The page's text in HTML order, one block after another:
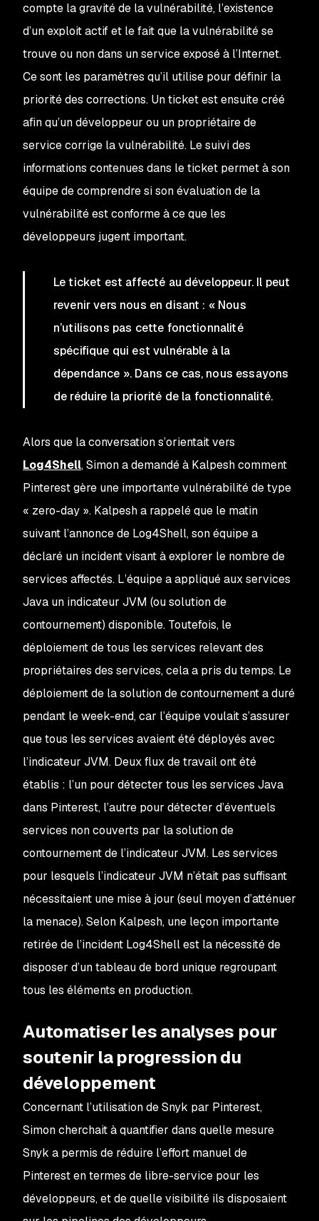
compte la gravité de la vulnérabilité, l’existence
d’un exploit actif et le fait que la vulnérabilité se
trouve ou non dans un service exposé à l’Internet.
Ce sont les paramètres qu’il utilise pour définir la
priorité des corrections. Un ticket est ensuite créé
afin qu’un développeur ou un propriétaire de
service corrige la vulnérabilité. Le suivi des
informations contenues dans le ticket permet à son
équipe de comprendre si son évaluation de la
vulnérabilité est conforme à ce que les
développeurs jugent important.
Le ticket est affecté au développeur. Il peut
revenir vers nous en disant : « Nous
n’utilisons pas cette fonctionnalité
spécifique qui est vulnérable à la
dépendance ». Dans ce cas, nous essayons
de réduire la priorité de la fonctionnalité.
Alors que la conversation s’orientait vers
Log4Shell, Simon a demandé à Kalpesh comment
Pinterest gère une importante vulnérabilité de type
« zero-day ». Kalpesh a rappelé que le matin
suivant l’annonce de Log4Shell, son équipe a
déclaré un incident visant à explorer le nombre de
services affectés. L’équipe a appliqué aux services
Java un indicateur JVM (ou solution de
contournement) disponible. Toutefois, le
déploiement de tous les services relevant des
propriétaires des services, cela a pris du temps. Le
déploiement de la solution de contournement a duré
pendant le week-end, car l’équipe voulait s’assurer
que tous les services avaient été déployés avec
l’indicateur JVM. Deux flux de travail ont été
établis : l’un pour détecter tous les services Java
dans Pinterest, l’autre pour détecter d’éventuels
services non couverts par la solution de
contournement de l’indicateur JVM. Les services
pour lesquels l’indicateur JVM n’était pas suffisant
nécessitaient une mise à jour (seul moyen d’atténuer
la menace). Selon Kalpesh, une leçon importante
retirée de l’incident Log4Shell est la nécessité de
disposer d’un tableau de bord unique regroupant
tous les éléments en production.
Automatiser les analyses pour
soutenir la progression du
développement
Concernant l’utilisation de Snyk par Pinterest,
Simon cherchait à quantifier dans quelle mesure
Snyk a permis de réduire l’effort manuel de
Pinterest en termes de libre-service pour les
développeurs, et de quelle visibilité ils disposaient